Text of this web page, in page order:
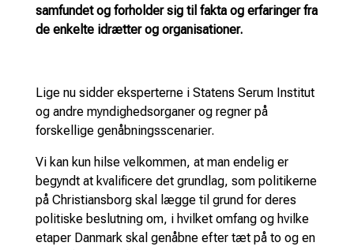
samfundet og forholder sig til fakta og erfaringer fra
de enkelte idrætter og organisationer.
Lige nu sidder eksperterne i Statens Serum Institut
og andre myndighedsorganer og regner på
forskellige genåbningsscenarier.
Vi kan kun hilse velkommen, at man endelig er
begyndt at kvalificere det grundlag, som politikerne
på Christiansborg skal lægge til grund for deres
politiske beslutning om, i hvilket omfang og hvilke
etaper Danmark skal genåbne efter tæt på to og en